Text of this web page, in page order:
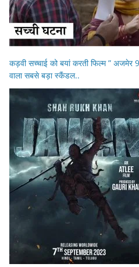
कड़वी सच्चाई को बयां करती फिल्म ”
वाला सबसे बड़ा स्कैंडल..